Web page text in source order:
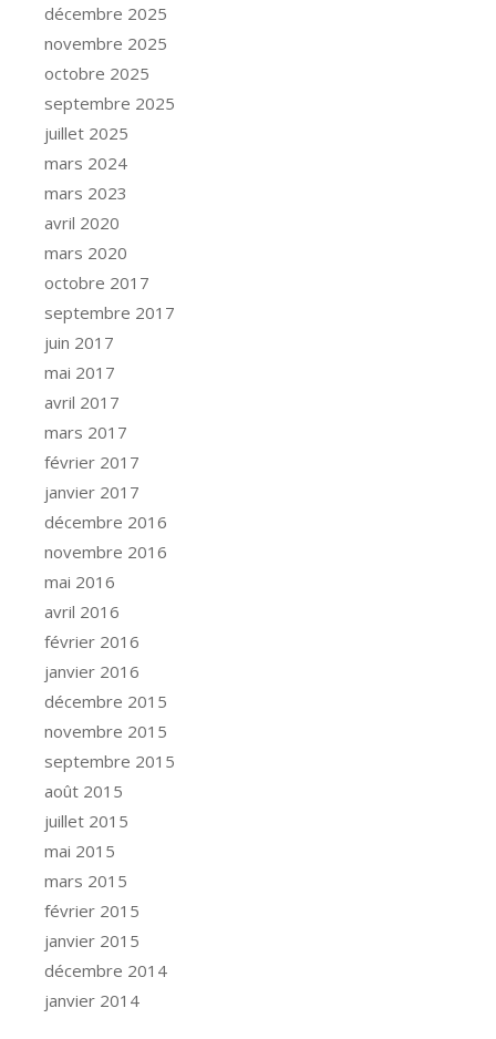
décembre 2025
novembre 2025
octobre 2025
septembre 2025
juillet 2025
mars 2024
mars 2023
avril 2020
mars 2020
octobre 2017
septembre 2017
juin 2017
mai 2017
avril 2017
mars 2017
février 2017
janvier 2017
décembre 2016
novembre 2016
mai 2016
avril 2016
février 2016
janvier 2016
décembre 2015
novembre 2015
septembre 2015
août 2015
juillet 2015
mai 2015
mars 2015
février 2015
janvier 2015
décembre 2014
janvier 2014